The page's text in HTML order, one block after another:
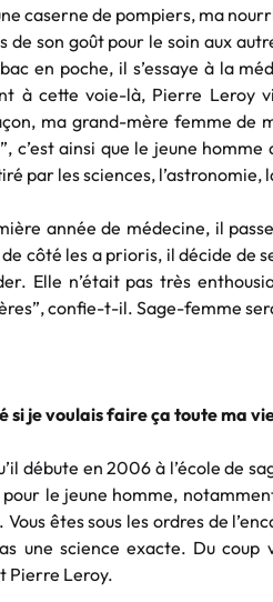
caserne de pompiers, ma
son goût pour le soin aux
en poche, il s’essaye à la
à cette voie-là, Pierre Leroy
ma grand-mère femme de
c’est ainsi que le jeune
par les sciences, l’astronomie,
année de médecine, il
côté les a prioris, il décide de
Elle n’était pas très
confie-t-il. Sage-femme
si je voulais faire ça toute ma
débute en 2006 à l’école de
le jeune homme,
êtes sous les ordres de
une science exacte. Du coup
Pierre Leroy.